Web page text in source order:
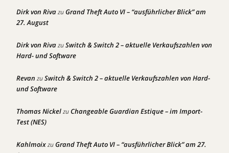
Dirk von RivazuGrand Theft Auto VI – “ausführlicher Blick” am
27. August
Dirk von RivazuSwitch & Switch 2 – aktuelle Verkaufszahlen von
Hard- und Software
Revan zuSwitch & Switch 2 – aktuelle Verkaufszahlen von Hard-
und Software
Thomas NickelzuChangeable Guardian Estique – im Import-
Test (NES)
KahlmoixzuGrand Theft Auto VI – “ausführlicher Blick” am 27.